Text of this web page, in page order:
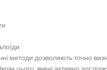
методи дозволяють точно